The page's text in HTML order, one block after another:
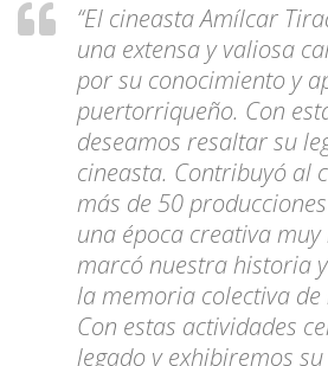
“El cineastaAmílcar
una extensa y valiosa
por su conocimiento y
puertorriqueño. Con
deseamos resaltar su
cineasta. Contribuyó al
más de 50 producciones
una época creativa
marcó nuestra historia
la memoria colectiva de
Con estas actividades
legado y exhibiremos